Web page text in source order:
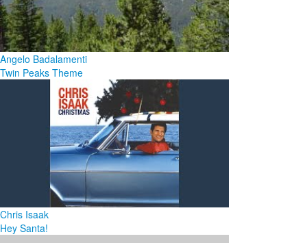
Angelo Badalamenti
Twin Peaks Theme
Chris Isaak
Hey Santa!